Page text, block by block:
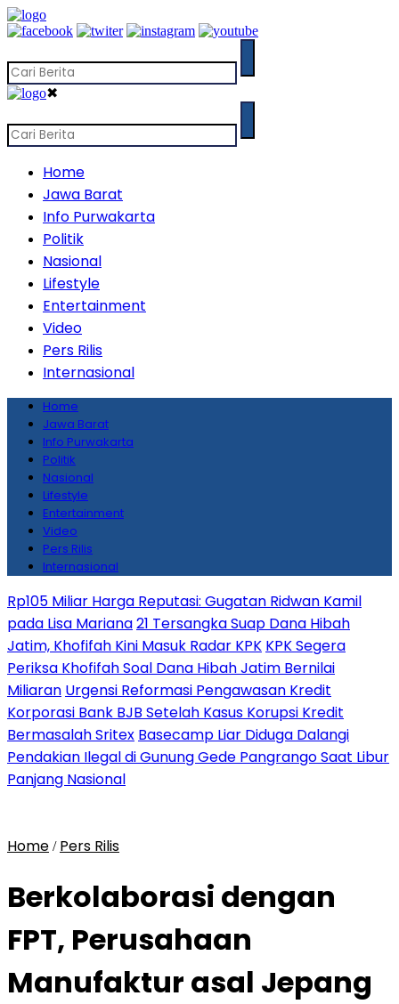
✖
Home
Jawa Barat
Info Purwakarta
Politik
Nasional
Lifestyle
Entertainment
Video
Pers Rilis
Internasional
Home
Jawa Barat
Info Purwakarta
Politik
Nasional
Lifestyle
Entertainment
Video
Pers Rilis
Internasional
Rp105 Miliar Harga Reputasi: Gugatan Ridwan Kamil
pada Lisa Mariana21 Tersangka Suap Dana Hibah
Jatim, Khofifah Kini Masuk Radar KPK KPK Segera
Periksa Khofifah Soal Dana Hibah Jatim Bernilai
Miliaran Urgensi Reformasi Pengawasan Kredit
Korporasi Bank BJB Setelah Kasus Korupsi Kredit
Bermasalah Sritex Basecamp Liar Diduga Dalangi
Pendakian Ilegal di Gunung Gede Pangrango Saat Libur
Panjang Nasional
Home / Pers Rilis
Berkolaborasi dengan
FPT, Perusahaan
Manufaktur asal Jepang